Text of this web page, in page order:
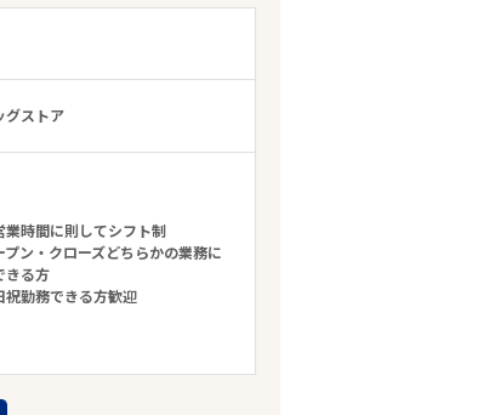
グストア
業時間に則してシフト制
ン・クローズどちらかの業務に
きる方
勤務できる方歓迎